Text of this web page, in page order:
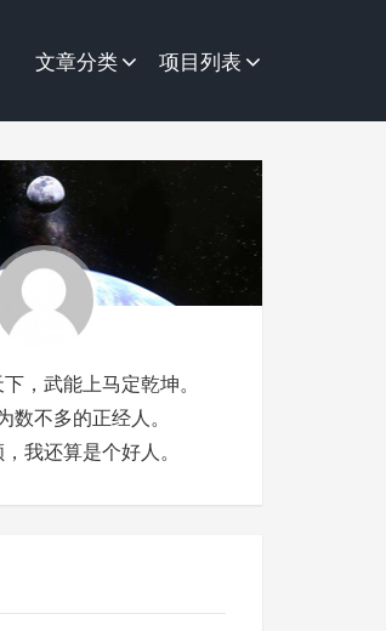
文章分类 项目列表
，武能上马定乾坤。
数不多的正经人。
我还算是个好人。